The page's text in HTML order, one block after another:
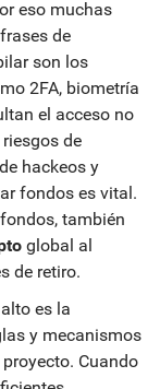
eso muchas
de
son los
2FA, biometría
el acceso no
de
hackeos y
fondos es vital.
también
global al
de retiro.
es la
y mecanismos
. Cuando